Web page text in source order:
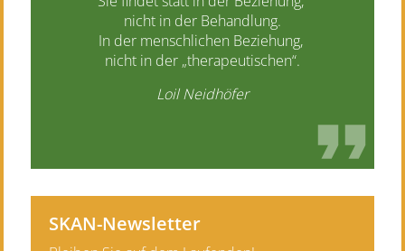
nicht in der Behandlung.
In der menschlichen Beziehung,
nicht in der „therapeutischen“.
Loil Neidhöfer
SKAN-Newsletter